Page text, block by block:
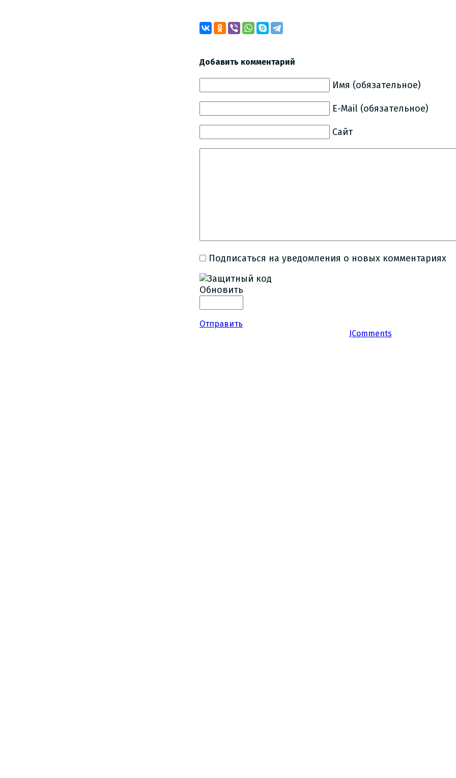
Добавить комментарий
Имя (обязательное)
E-Mail (обязательное)
Сайт
Подписаться на уведомления о новых комментариях
Обновить
Отправить
JComments